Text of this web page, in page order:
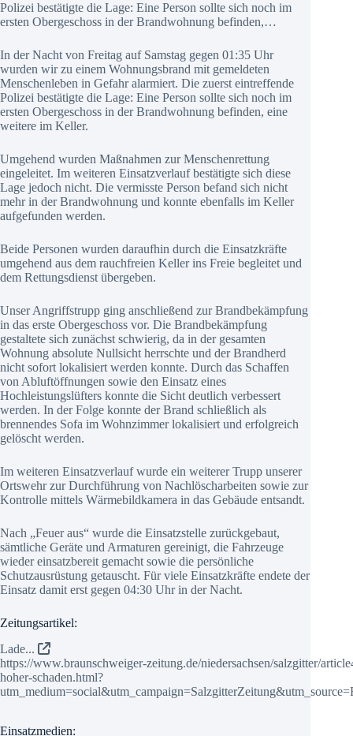
Polizei bestätigte die Lage: Eine Person sollte sich noch im
ersten Obergeschoss in der Brandwohnung befinden,…
In der Nacht von Freitag auf Samstag gegen 01:35 Uhr
wurden wir zu einem Wohnungsbrand mit gemeldeten
Menschenleben in Gefahr alarmiert. Die zuerst eintreffende
Polizei bestätigte die Lage: Eine Person sollte sich noch im
ersten Obergeschoss in der Brandwohnung befinden, eine
weitere im Keller.
Umgehend wurden Maßnahmen zur Menschenrettung
eingeleitet. Im weiteren Einsatzverlauf bestätigte sich diese
Lage jedoch nicht. Die vermisste Person befand sich nicht
mehr in der Brandwohnung und konnte ebenfalls im Keller
aufgefunden werden.
Beide Personen wurden daraufhin durch die Einsatzkräfte
umgehend aus dem rauchfreien Keller ins Freie begleitet und
dem Rettungsdienst übergeben.
Unser Angriffstrupp ging anschließend zur Brandbekämpfung
in das erste Obergeschoss vor. Die Brandbekämpfung
gestaltete sich zunächst schwierig, da in der gesamten
Wohnung absolute Nullsicht herrschte und der Brandherd
nicht sofort lokalisiert werden konnte. Durch das Schaffen
von Abluftöffnungen sowie den Einsatz eines
Hochleistungslüfters konnte die Sicht deutlich verbessert
werden. In der Folge konnte der Brand schließlich als
brennendes Sofa im Wohnzimmer lokalisiert und erfolgreich
gelöscht werden.
Im weiteren Einsatzverlauf wurde ein weiterer Trupp unserer
Ortswehr zur Durchführung von Nachlöscharbeiten sowie zur
Kontrolle mittels Wärmebildkamera in das Gebäude entsandt.
Nach „Feuer aus“ wurde die Einsatzstelle zurückgebaut,
sämtliche Geräte und Armaturen gereinigt, die Fahrzeuge
wieder einsatzbereit gemacht sowie die persönliche
Schutzausrüstung getauscht. Für viele Einsatzkräfte endete der
Einsatz damit erst gegen 04:30 Uhr in der Nacht.
Zeitungsartikel:
Lade...
https://www.braunschweiger-zeitung.de/niedersachsen/salzgitter/
hoher-schaden.html?
Einsatzmedien: